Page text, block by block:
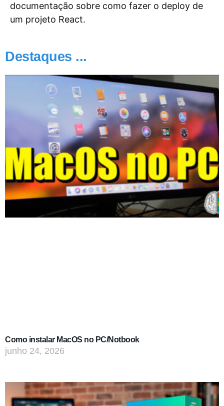
documentação sobre como fazer o deploy de
um projeto React.
Destaques ...
Como instalar MacOS no PC/Notbook
junho 24, 2026